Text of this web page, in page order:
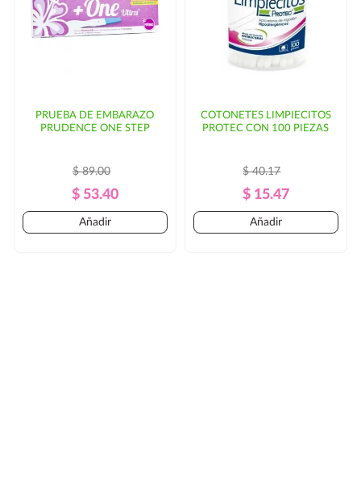
PRUEBA DE EMBARAZO
PRUDENCE ONE STEP
Precio
Regular
$ 89.00
Precio
$ 53.40
Añadir
COTONETES LIMPIECITOS
PROTEC CON 100 PIEZAS
Precio
Regular
$ 40.17
Precio
$ 15.47
Añadir